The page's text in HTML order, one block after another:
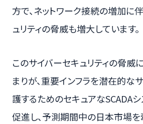
方で、ネットワーク接続の増加に
ュリティの脅威も増大しています。
このサイバーセキュリティの脅威
まりが、重要インフラを潜在的な
護するためのセキュアなSCADA
促進し、予測期間中の日本市場